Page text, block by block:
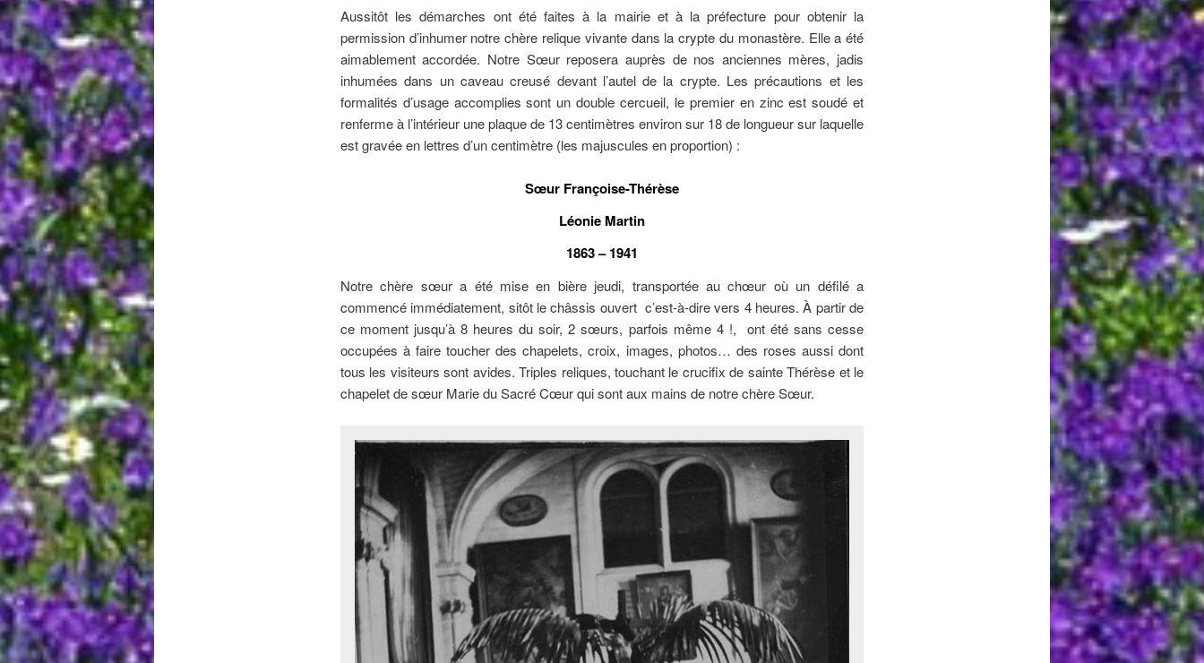
Aussitôt les démarches ont été faites à la mairie et à la préfecture pour obtenir la
permission d’inhumer notre chère relique vivante dans la crypte du monastère. Elle a été
aimablement accordée. Notre Sœur reposera auprès de nos anciennes mères, jadis
inhumées dans un caveau creusé devant l’autel de la crypte. Les précautions et les
formalités d’usage accomplies sont un double cercueil, le premier en zinc est soudé et
renferme à l’intérieur une plaque de 13 centimètres environ sur 18 de longueur sur laquelle
est gravée en lettres d’un centimètre (les majuscules en proportion) :
Sœur Françoise-Thérèse
Léonie Martin
1863 – 1941
Notre chère sœur a été mise en bière jeudi, transportée au chœur où un défilé a
commencé immédiatement, sitôt le châssis ouvert c’est-à-dire vers 4 heures. À partir de
ce moment jusqu’à 8 heures du soir, 2 sœurs, parfois même 4 !, ont été sans cesse
occupées à faire toucher des chapelets, croix, images, photos… des roses aussi dont
tous les visiteurs sont avides. Triples reliques, touchant le crucifix de sainte Thérèse et le
chapelet de sœur Marie du Sacré Cœur qui sont aux mains de notre chère Sœur.